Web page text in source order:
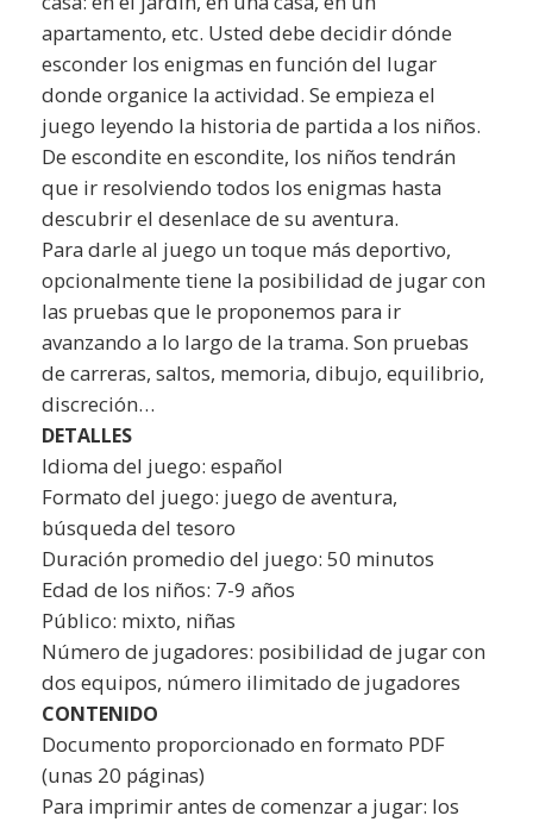
apartamento, etc. Usted debe decidir dónde
esconder los enigmas en función del lugar
donde organice la actividad. Se empieza el
juego leyendo la historia de partida a los niños.
De escondite en escondite, los niños tendrán
que ir resolviendo todos los enigmas hasta
descubrir el desenlace de su aventura.
Para darle al juego un toque más deportivo,
opcionalmente tiene la posibilidad de jugar con
las pruebas que le proponemos para ir
avanzando a lo largo de la trama. Son pruebas
de carreras, saltos, memoria, dibujo, equilibrio,
discreción…
DETALLES
Idioma del juego: español
Formato del juego: juego de aventura,
búsqueda del tesoro
Duración promedio del juego: 50 minutos
Edad de los niños: 7-9 años
Público: mixto, niñas
Número de jugadores: posibilidad de jugar con
dos equipos, número ilimitado de jugadores
CONTENIDO
Documento proporcionado en formato PDF
(unas 20 páginas)
Para imprimir antes de comenzar a jugar: los